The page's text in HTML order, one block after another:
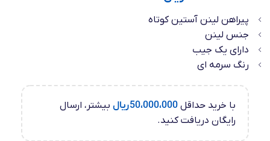
پیراهن لینن آستین کوتاه
جنس لینن
دارای یک جیب
رنگ سرمه ای
با خرید حداقل 50،000،000ریال بیشتر، ارسال
رایگان دریافت کنید.